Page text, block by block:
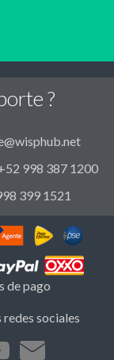
?
998 387 1200
399 1521
de pago
redes sociales